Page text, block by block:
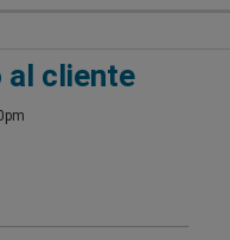
al cliente